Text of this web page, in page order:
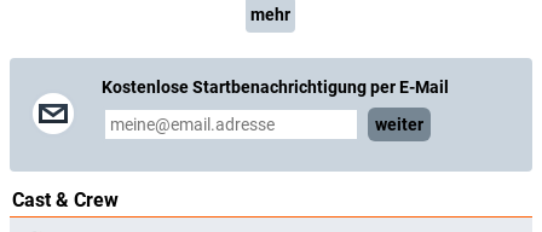
mehr
Kostenlose Startbenachrichtigung per E-Mail
weiter
Cast & Crew